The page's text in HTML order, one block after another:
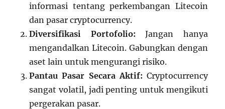
informasi tentang perkembangan Litecoin
dan pasar cryptocurrency.
Diversifikasi Portofolio: Jangan hanya
mengandalkan Litecoin. Gabungkan dengan
aset lain untuk mengurangi risiko.
Pantau Pasar Secara Aktif: Cryptocurrency
sangat volatil, jadi penting untuk mengikuti
pergerakan pasar.